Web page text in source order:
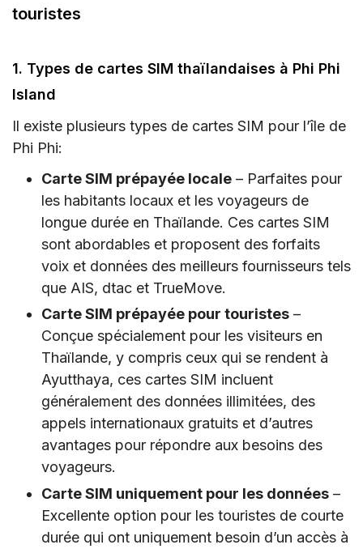
Island
alternative intelligente
IV. Conseils et recommandations pour acheter
V. FAQ
VI. Conclusion
touristes
1. Types de cartes SIM thaïlandaises à Phi Phi
Island
Il existe plusieurs types de cartes SIM pour l’île de
Phi Phi:
Carte SIM prépayée locale – Parfaites pour
les habitants locaux et les voyageurs de
longue durée en Thaïlande. Ces cartes SIM
sont abordables et proposent des forfaits
voix et données des meilleurs fournisseurs tels
que AIS, dtac et TrueMove.
Carte SIM prépayée pour touristes –
Conçue spécialement pour les visiteurs en
Thaïlande, y compris ceux qui se rendent à
Ayutthaya, ces cartes SIM incluent
généralement des données illimitées, des
appels internationaux gratuits et d’autres
avantages pour répondre aux besoins des
voyageurs.
Carte SIM uniquement pour les données –
Excellente option pour les touristes de courte
durée qui ont uniquement besoin d’un accès à